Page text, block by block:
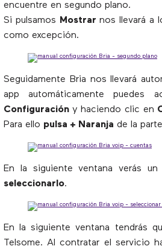
encuentre en segundo plano.
Si pulsamos Mostrar nos llevará a
como excepción.
Seguidamente Bria nos llevará
app automáticamente puedes
Configuración y haciendo clic en
Para ello pulsa + Naranja de la
En la siguiente ventana verás
seleccionarlo.
En la siguiente ventana tendrás
Telsome. Al contratar el servicio